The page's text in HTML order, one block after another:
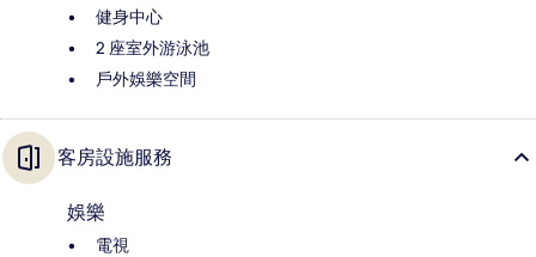
健身中心
2 座室外游泳池
戶外娛樂空間
客房設施服務
娛樂
電視